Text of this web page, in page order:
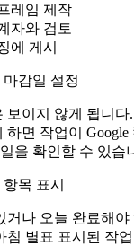
레임 제작
자와 검토
에 게시
감일 설정
보이지 않게 됩니다
하면 작업이 Google
을 확인할 수 있습
목 표시
거나 오늘 완료해
침 별표 표시된 작